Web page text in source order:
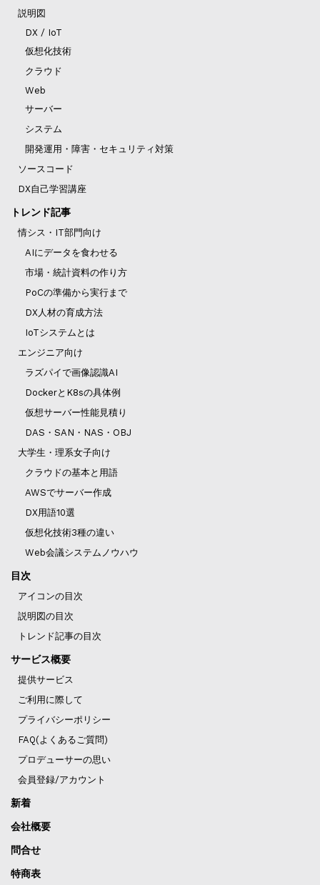
説明図
DX / IoT
仮想化技術
クラウド
Web
サーバー
システム
開発運用・障害・セキュリティ対策
ソースコード
DX自己学習講座
トレンド記事
情シス・IT部門向け
AIにデータを食わせる
市場・統計資料の作り方
PoCの準備から実行まで
DX人材の育成方法
IoTシステムとは
エンジニア向け
ラズパイで画像認識AI
DockerとK8sの具体例
仮想サーバー性能見積り
DAS・SAN・NAS・OBJ
大学生・理系女子向け
クラウドの基本と用語
AWSでサーバー作成
DX用語10選
仮想化技術3種の違い
Web会議システムノウハウ
目次
アイコンの目次
説明図の目次
トレンド記事の目次
サービス概要
提供サービス
ご利用に際して
プライバシーポリシー
FAQ(よくあるご質問)
プロデューサーの思い
会員登録/アカウント
新着
会社概要
問合せ
特商表